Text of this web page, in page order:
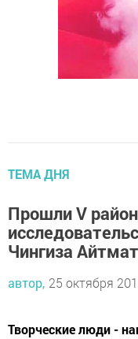
ТЕМА ДНЯ
Прошли V
Чингиза
автор, 25 октября
Творческие люди -